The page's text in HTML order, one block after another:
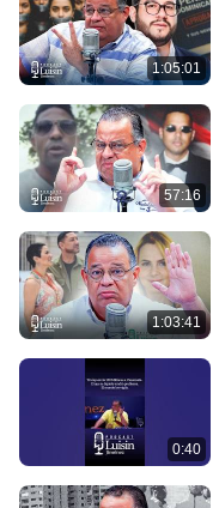
1:05:01
57:16
1:03:41
0:40